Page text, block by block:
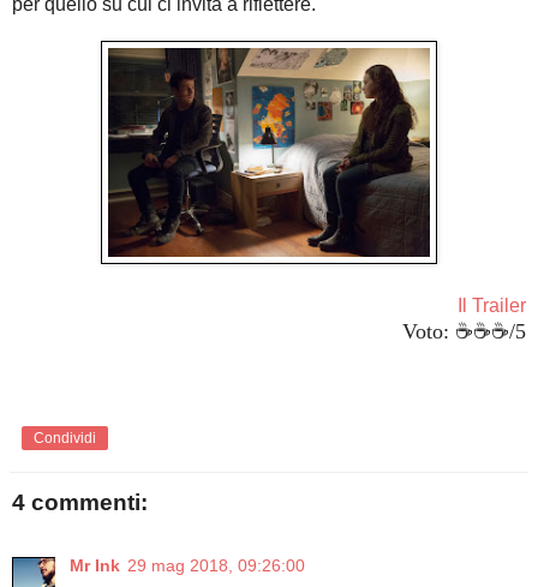
per quello su cui ci invita a riflettere.
Il Trailer
Voto: ☕☕☕/5
Condividi
4 commenti:
Mr Ink 29 mag 2018, 09:26:00